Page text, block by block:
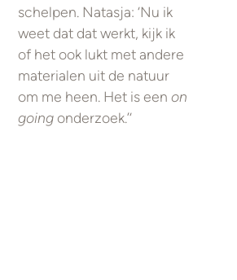
schelpen. Natasja: ‘Nu ik
weet dat dat werkt, kijk ik
of het ook lukt met andere
materialen uit de natuur
om me heen. Het is eenon
goingonderzoek.’‘